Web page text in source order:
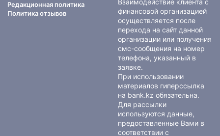
Редакционная политика
Политика отзывов
Взаимодействие клиента с
финансовой организацией
осуществляется после
перехода на сайт данной
организации или получения
смс-сообщения на номер
телефона, указанный в
заявке.
При использовании
материалов гиперссылка
на bank.kz обязательна.
Для рассылки
используются данные,
предоставленные Вами в
соответствии с